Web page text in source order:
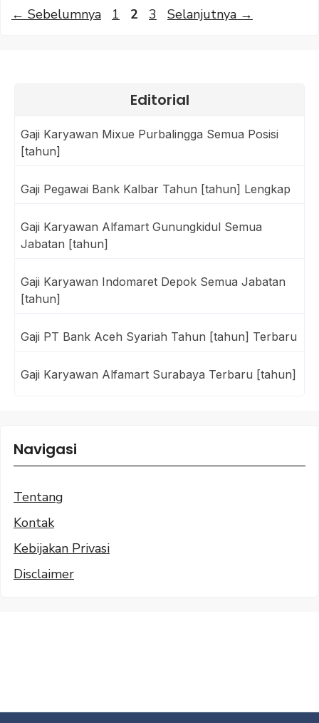
← Sebelumnya Halaman
1 Halaman
2 Halaman
3 Selanjutnya →
Editorial
Gaji Karyawan Mixue Purbalingga Semua Posisi
[tahun]
Gaji Pegawai Bank Kalbar Tahun [tahun] Lengkap
Gaji Karyawan Alfamart Gunungkidul Semua
Jabatan [tahun]
Gaji Karyawan Indomaret Depok Semua Jabatan
[tahun]
Gaji PT Bank Aceh Syariah Tahun [tahun] Terbaru
Gaji Karyawan Alfamart Surabaya Terbaru [tahun]
Navigasi
Tentang
Kontak
Kebijakan Privasi
Disclaimer